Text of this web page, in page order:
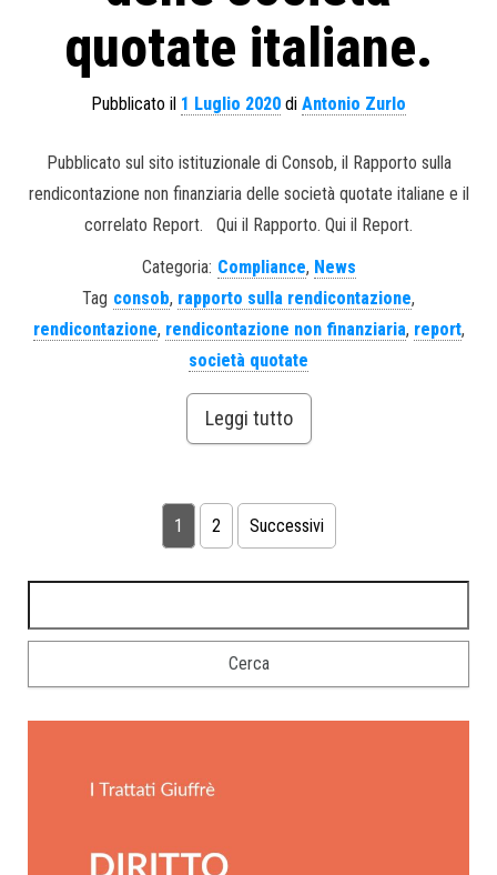
quotate italiane.
Pubblicato il 1 Luglio 2020 di Antonio Zurlo
Pubblicato sul sito istituzionale di Consob, il Rapporto sulla
rendicontazione non finanziaria delle società quotate italiane e il
correlato Report. Qui il Rapporto. Qui il Report.
Categoria: Compliance, News
Tag consob, rapporto sulla rendicontazione,
rendicontazione, rendicontazione non finanziaria, report,
società quotate
Leggi tutto
1 2 Successivi